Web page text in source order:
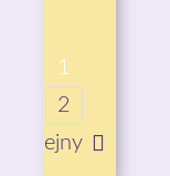
1
2
Kolejny